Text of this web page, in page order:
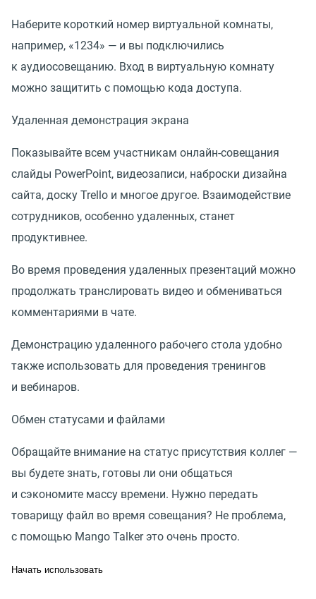
Наберите короткий номер виртуальной комнаты,
например, «1234» — и вы подключились
к аудиосовещанию. Вход в виртуальную комнату
можно защитить с помощью кода доступа.
Удаленная демонстрация экрана
Показывайте всем участникам онлайн-совещания
слайды PowerPoint, видеозаписи, наброски дизайна
сайта, доску Trello и многое другое. Взаимодействие
сотрудников, особенно удаленных, станет
продуктивнее.
Во время проведения удаленных презентаций можно
продолжать транслировать видео и обмениваться
комментариями в чате.
Демонстрацию удаленного рабочего стола удобно
также использовать для проведения тренингов
и вебинаров.
Обмен статусами и файлами
Обращайте внимание на статус присутствия коллег —
вы будете знать, готовы ли они общаться
и сэкономите массу времени. Нужно передать
товарищу файл во время совещания? Не проблема,
с помощью Mango Talker это очень просто.
Начать использовать